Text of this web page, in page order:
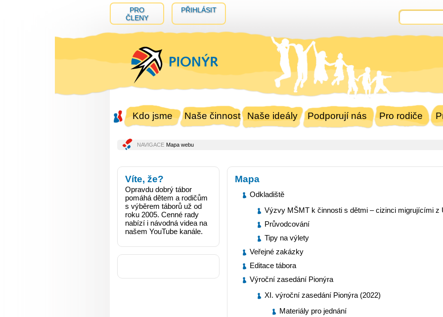
PRO
ČLENY
PŘIHLÁSIT
Kdo jsme Naše činnost Naše ideály Podporují nás Pro rodiče
NAVIGACE Mapa webu
Víte, že?
Opravdu dobrý tábor
pomáhá dětem a rodičům
s výběrem táborů už od
roku 2005. Cenné rady
nabízí i návodná videa na
našem YouTube kanále.
Mapa
Odkladiště
Výzvy MŠMT k činnosti s dětmi – cizinci migrujícími z
Průvodcování
Tipy na výlety
Veřejné zakázky
Editace tábora
Výroční zasedání Pionýra
XI. výroční zasedání Pionýra (2022)
Materiály pro jednání